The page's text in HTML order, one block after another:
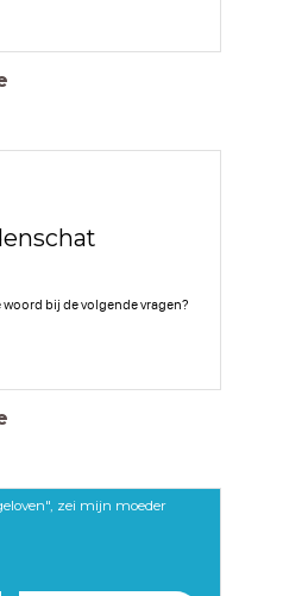
bij de volgende vragen?
zei mijn moeder